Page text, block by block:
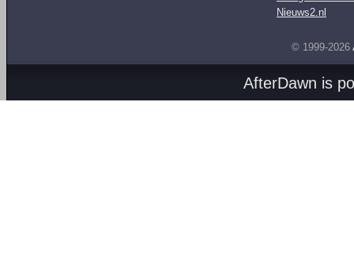
Nieuws2.nl
© 1999-2026
AfterDawn is